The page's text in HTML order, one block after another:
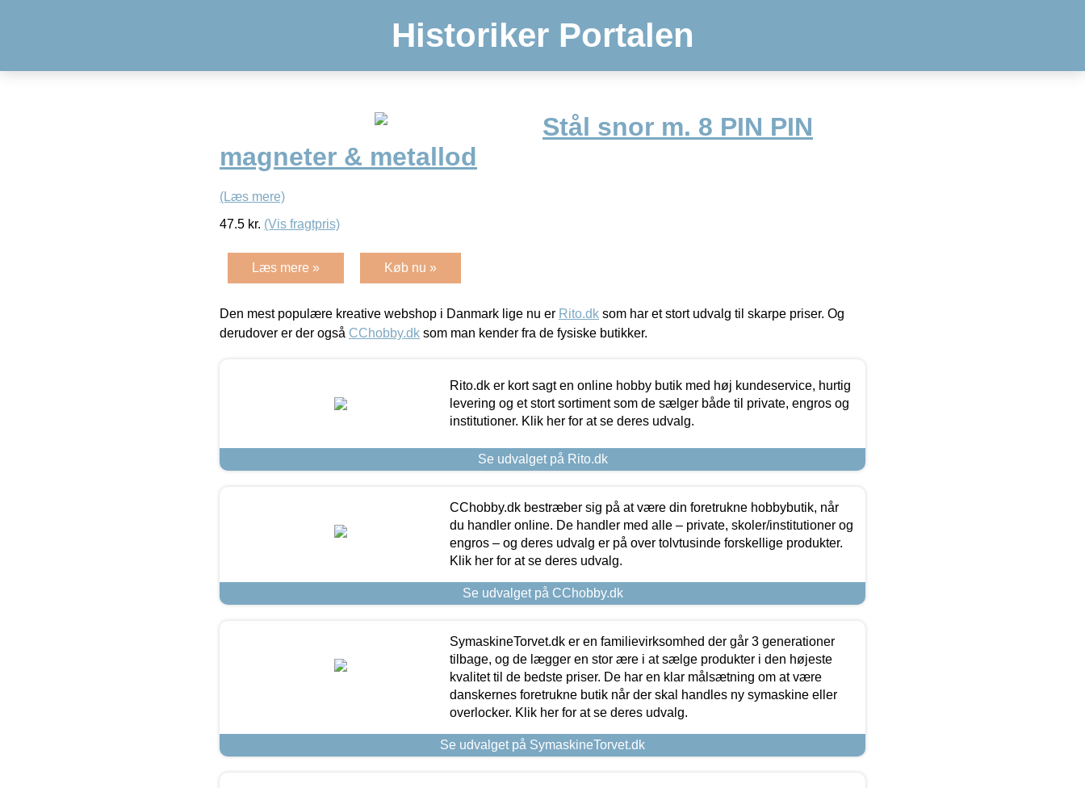
Historiker Portalen
Stål snor m. 8 PIN PIN
magneter & metallod
(Læs mere)
47.5 kr. (Vis fragtpris)
Læs mere » Køb nu »
Den mest populære kreative webshop i Danmark lige nu er Rito.dk som har et stort udvalg til skarpe priser. Og
derudover er der også CChobby.dk som man kender fra de fysiske butikker.
Rito.dk er kort sagt en online hobby butik med høj kundeservice, hurtig
levering og et stort sortiment som de sælger både til private, engros og
institutioner. Klik her for at se deres udvalg.
Se udvalget på Rito.dk
CChobby.dk bestræber sig på at være din foretrukne hobbybutik, når
du handler online. De handler med alle – private, skoler/institutioner og
engros – og deres udvalg er på over tolvtusinde forskellige produkter.
Klik her for at se deres udvalg.
Se udvalget på CChobby.dk
SymaskineTorvet.dk er en familievirksomhed der går 3 generationer
tilbage, og de lægger en stor ære i at sælge produkter i den højeste
kvalitet til de bedste priser. De har en klar målsætning om at være
danskernes foretrukne butik når der skal handles ny symaskine eller
overlocker. Klik her for at se deres udvalg.
Se udvalget på SymaskineTorvet.dk